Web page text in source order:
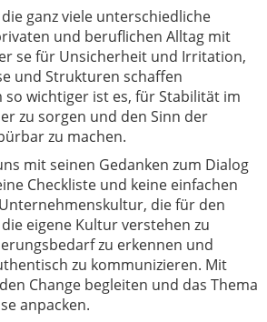
ganz viele unterschiedliche
und beruflichen Alltag mit
se für Unsicherheit und Irritation,
und Strukturen schaffen
so wichtiger ist es, für Stabilität im
zu sorgen und den Sinn der
zu machen.
mit seinen Gedanken zum Dialog
Checkliste und keine einfachen
die für den
eigene Kultur verstehen zu
zu erkennen und
zu kommunizieren. Mit
Change begleiten und das Thema
anpacken.